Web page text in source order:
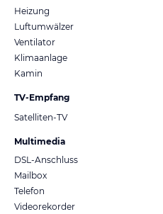
Heizung
Luftumwälzer
Ventilator
Klimaanlage
Kamin
TV-Empfang
Satelliten-TV
Multimedia
DSL-Anschluss
Mailbox
Telefon
Videorekorder